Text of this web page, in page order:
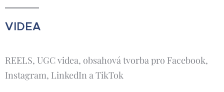
VIDEA
REELS, UGC videa, obsahová tvorba pro Facebook,
Instagram, LinkedIn a TikTok